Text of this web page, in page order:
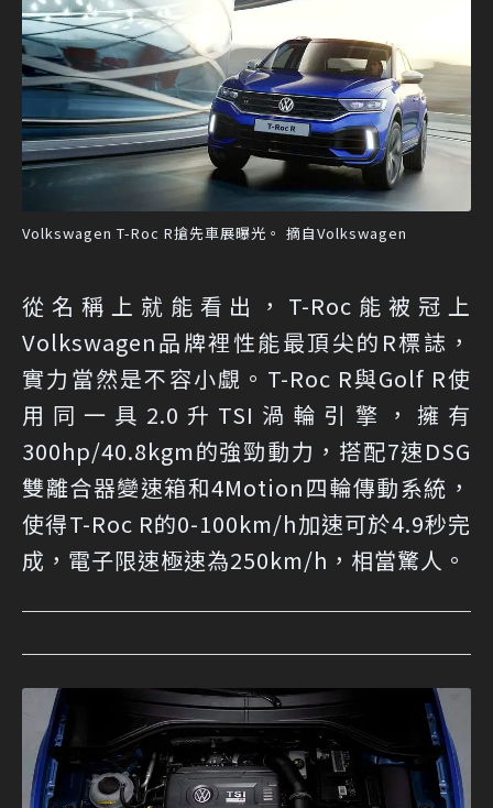
Volkswagen T-Roc R搶先車展曝光。 摘自Volkswagen
從名稱上就能看出，T-Roc能被冠上
Volkswagen品牌裡性能最頂尖的R標誌，
實力當然是不容小覷。T-Roc R與Golf R使
用同一具2.0升TSI渦輪引擎，擁有
300hp/40.8kgm的強勁動力，搭配7速DSG
雙離合器變速箱和4Motion四輪傳動系統，
使得T-Roc R的0-100km/h加速可於4.9秒完
成，電子限速極速為250km/h，相當驚人。